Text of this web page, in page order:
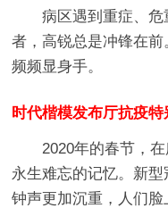
病区遇到重症、
者，高锐总是冲锋在前
频频显身手。
时代楷模发布厅抗疫
2020年的春节，
永生难忘的记忆。新
钟声更加沉重，人们